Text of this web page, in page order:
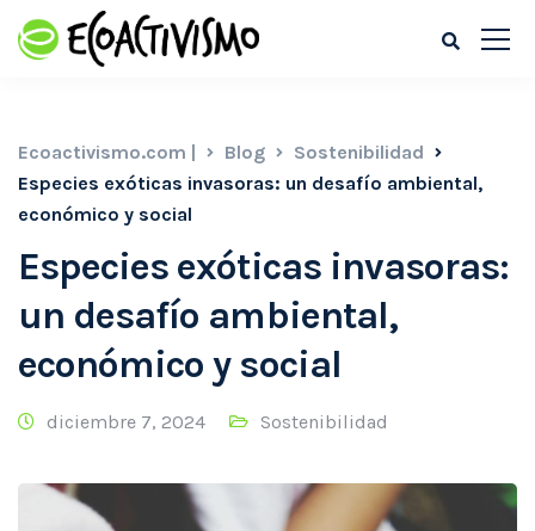
Ecoactivismo.com | Blog
Sostenibilidad
Especies exóticas invasoras: un desafío ambiental,
económico y social
Especies exóticas invasoras:
un desafío ambiental,
económico y social
diciembre 7, 2024 Sostenibilidad